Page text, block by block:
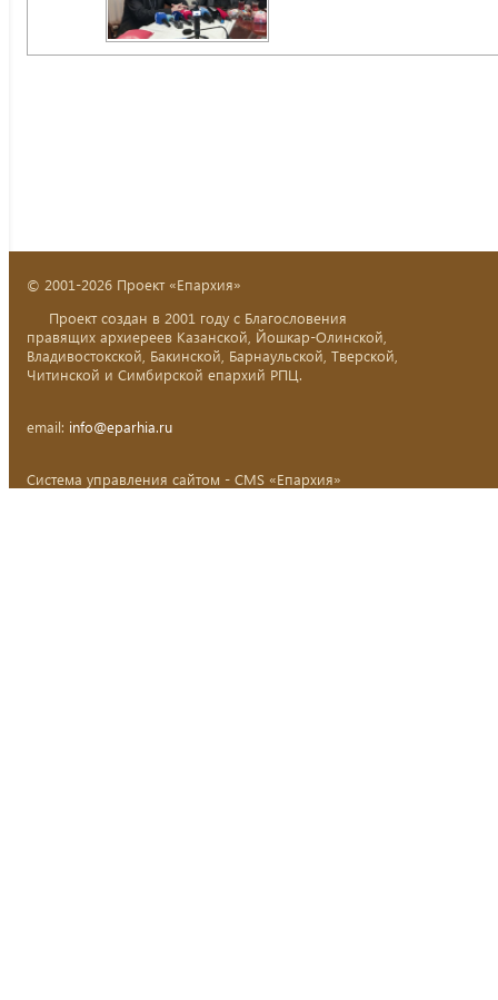
© 2001-2026 Проект «Епархия»
Проект создан в 2001 году с Благословения
правящих архиереев Казанской, Йошкар-Олинской,
Владивостокской, Бакинской, Барнаульской, Тверской,
Читинской и Симбирской епархий РПЦ.
email: info@eparhia.ru
Система управления сайтом - CMS «Епархия»